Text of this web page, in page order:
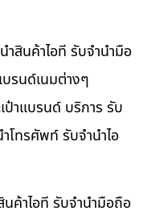
ำสินค้าไอที รับจำนำมือ
รนด์เนมต่างๆ
ป๋าแบรนด์ บริการ รับ
โทรศัพท์ รับจำนำไอ
ค้าไอที รับจำนำมือถือ